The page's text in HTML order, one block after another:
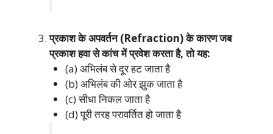
प्रकाश के अपवर्तन (Refraction) के कारण जब
प्रकाश हवा से कांच में प्रवेश करता है, तो यह:
(a) अभिलंब से दूर हट जाता है
(b) अभिलंब की ओर झुक जाता है
(c) सीधा निकल जाता है
(d) पूरी तरह परावर्तित हो जाता है